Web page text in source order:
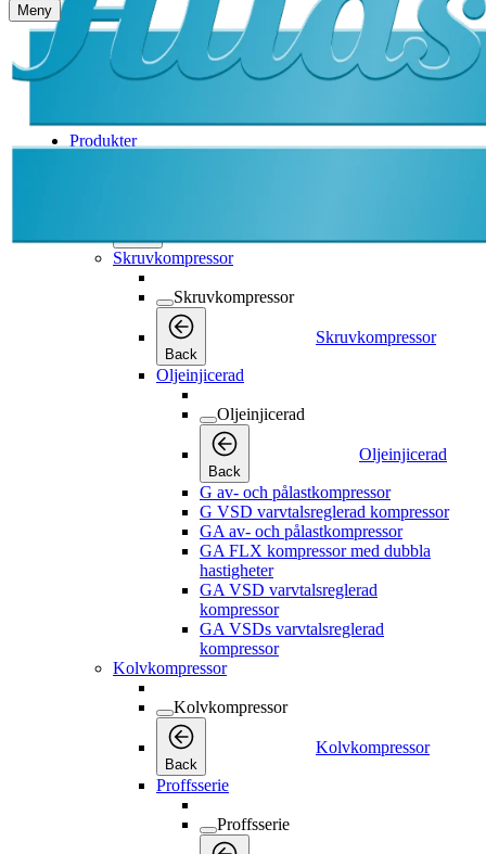
Meny
Produkter
Back
Skruvkompressor
Skruvkompressor
Back
Skruvkompressor
Oljeinjicerad
Oljeinjicerad
Back
Oljeinjicerad
G av- och pålastkompressor
G VSD varvtalsreglerad kompressor
GA av- och pålastkompressor
GA FLX kompressor med dubbla
hastigheter
GA VSD varvtalsreglerad
kompressor
GA VSDs varvtalsreglerad
kompressor
Kolvkompressor
Kolvkompressor
Back
Kolvkompressor
Proffsserie
Proffsserie